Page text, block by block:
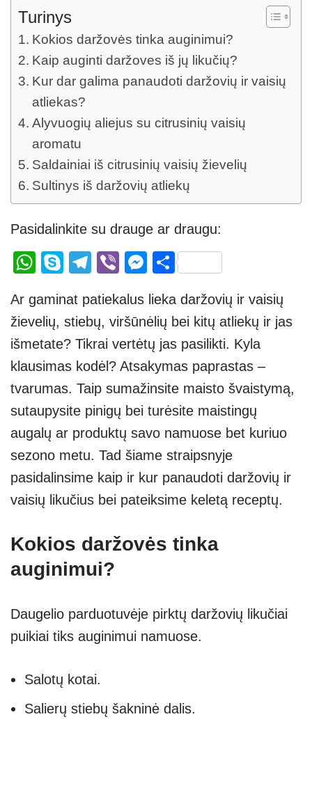
Turinys
Kokios daržovės tinka auginimui?
Kaip auginti daržoves iš jų likučių?
Kur dar galima panaudoti daržovių ir vaisių
atliekas?
Alyvuogių aliejus su citrusinių vaisių
aromatu
Saldainiai iš citrusinių vaisių žievelių
Sultinys iš daržovių atliekų
Pasidalinkite su drauge ar draugu:
W
at
s
A
p
p
S
p
e
T
e
gr
a
m
Vi
er
M
ss
e
n
g
er
S
ar
e
Ar gaminat patiekalus lieka daržovių ir vaisių
žievelių, stiebų, viršūnėlių bei kitų atliekų ir jas
išmetate? Tikrai vertėtų jas pasilikti. Kyla
klausimas kodėl? Atsakymas paprastas –
tvarumas. Taip sumažinsite maisto švaistymą,
sutaupysite pinigų bei turėsite maistingų
augalų ar produktų savo namuose bet kuriuo
sezono metu. Tad šiame straipsnyje
pasidalinsime kaip ir kur panaudoti daržovių ir
vaisių likučius bei pateiksime keletą receptų.
Kokios daržovės tinka
auginimui?
Daugelio parduotuvėje pirktų daržovių likučiai
puikiai tiks auginimui namuose.
Salotų kotai.
Salierų stiebų šakninė dalis.